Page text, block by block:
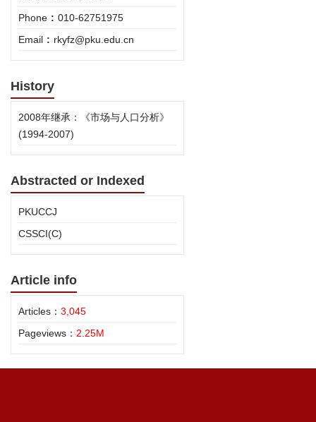
Phone : 010-62751975
Email : rkyfz@pku.edu.cn
History
2008年继承：《市场与人口分析》
(1994-2007)
Abstracted or Indexed
PKUCCJ
CSSCI(C)
Article info
Articles： 3,045
Pageviews： 2.25M